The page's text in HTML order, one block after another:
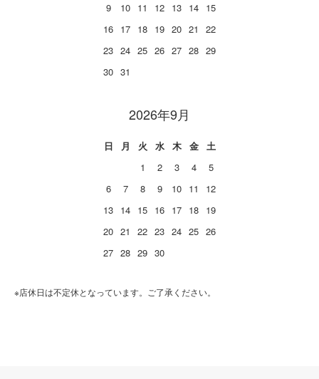
9
10 11 12 13 14 15
16 17 18 19 20 21
22
23 24 25 26 27 28 29
30 31
2026年9月
日 月 火 水 木 金
土
1
2 3 4
5
6
7 8 9 10 11
12
13 14 15 16 17 18 19
20 21 22 23 24 25 26
27 28 29 30
※店休日は不定休となっています。ご了承ください。